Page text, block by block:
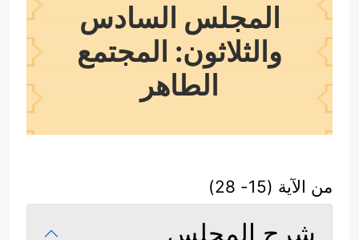
المجلس السادس
والثلاثون: المجتمع
الطاهر
من الآية (15- 28)
شرح المجلس